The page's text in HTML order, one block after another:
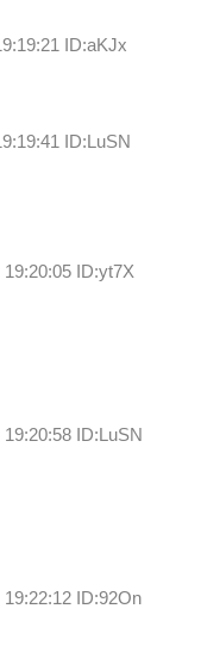
ID:aKJx
ID:LuSN
19:20:05 ID:yt7X
ID:LuSN
19:22:12 ID:92On